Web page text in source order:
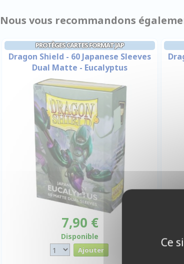
Nous vous recommandons
PROTÈGES CARTES FORMAT JAP
Dragon Shield - 60 Japanese Sleeves
Dual Matte - Eucalyptus
7,90 €
Disponible
Ce